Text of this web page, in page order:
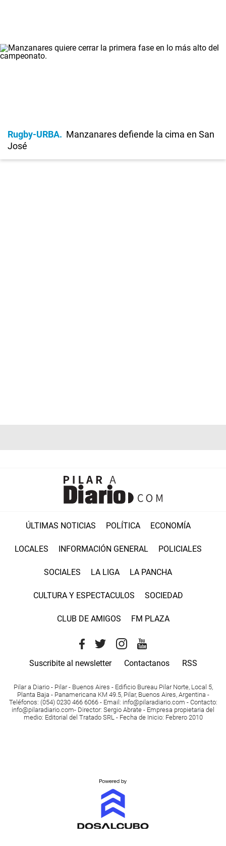
Rugby-URBA
Manzanares defiende la cima en San
José
ÚLTIMAS NOTICIAS POLÍTICA ECONOMÍA
LOCALES INFORMACIÓN GENERAL POLICIALES
SOCIALES LA LIGA LA PANCHA
CULTURA Y ESPECTACULOS SOCIEDAD
CLUB DE AMIGOS FM PLAZA
Suscribite al newsletter Contactanos RSS
Pilar a Diario - Pilar - Buenos Aires - Edificio Bureau Pilar Norte, Local 5,
Planta Baja - Panamericana KM 49.5, Pilar, Buenos Aires, Argentina -
Teléfonos: (054) 0230 466 6066 - Email : info@pilaradiario.com - Contacto:
info@pilaradiario.com- Director: Sergio Abrate - Empresa propietaria del
medio: Editorial del Tratado SRL - Fecha de Inicio: Febrero 2010